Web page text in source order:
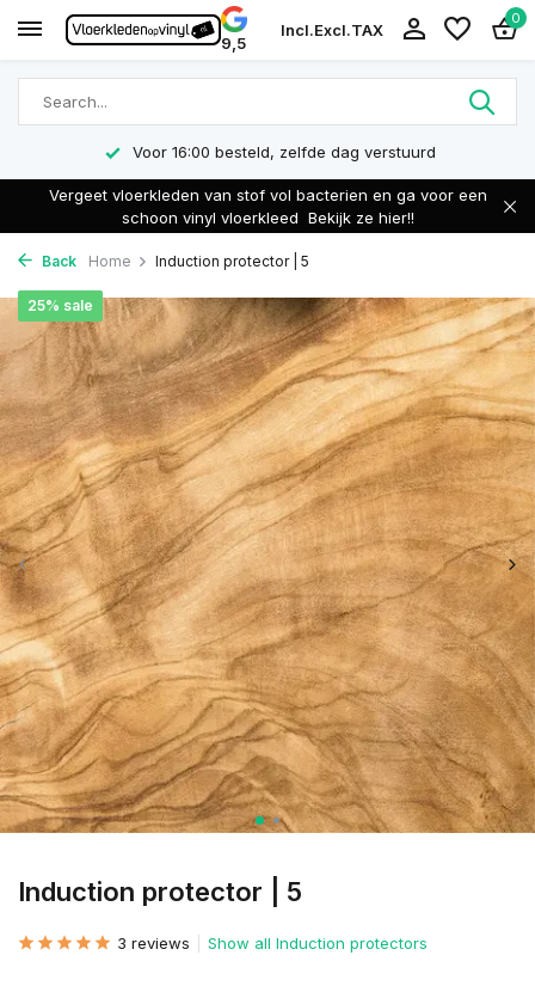
9,5
Incl.Excl.TAX
0
Voor 16:00 besteld, zelfde dag verstuurd
Vergeet vloerkleden van stof vol bacterien en ga voor een
schoon vinyl vloerkleed Bekijk ze hier!!
Back Home Induction protector | 5
Induction protector | 5
25% sale
3 reviews Show all Induction protectors